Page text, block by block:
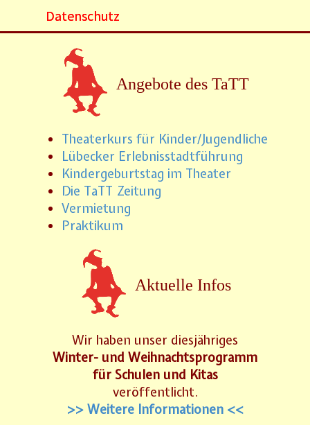
Datenschutz
Angebote des TaTT
Theaterkurs für Kinder/Jugendliche
Lübecker Erlebnisstadtführung
Kindergeburtstag im Theater
Die TaTT Zeitung
Vermietung
Praktikum
Aktuelle Infos
Wir haben unser diesjähriges
Winter- und Weihnachtsprogramm
für Schulen und Kitas
veröffentlicht.
>> Weitere Informationen <<